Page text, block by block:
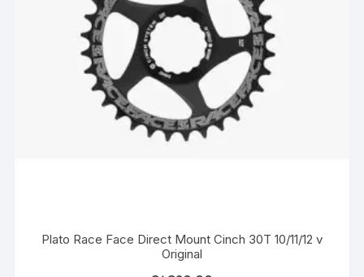
Plato Race Face Direct Mount Cinch 30T 10/11/12 v
Original